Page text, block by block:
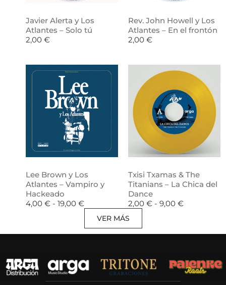
Javier Alerta y Los
Atlantes – Solo tú
2,00 €
Rev. John Howell y Los
Atlantes – En el frontón
2,00 €
Lee Brown y Los
Atlantes – Vampiro y
Hackeado
4,00 € - 19,00 €
Txisi Txamas & The
Titanians – La Chica del
Dance
2,00 € - 9,00 €
VER MÁS